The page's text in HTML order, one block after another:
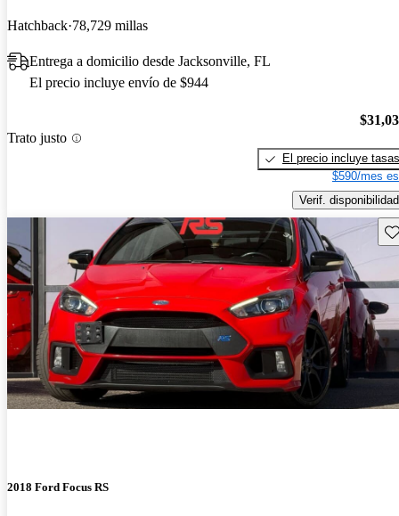
Hatchback 78,729 millas
Entrega a domicilio desde Jacksonville, FL
El precio incluye envío de $944
Trato justo
El precio incluye tasas
$590/mes
Verif. disponibilidad
2018 Ford Focus RS